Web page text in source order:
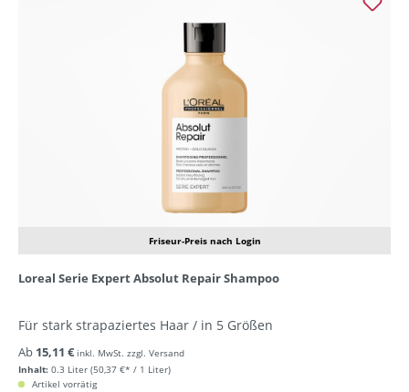
Friseur-Preis nach Login
Loreal Serie Expert Absolut Repair Shampoo
Für stark strapaziertes Haar / in 5 Größen
Inhalt: 0.3 Liter (50,37 €* / 1 Liter)
Ab 15,11 € inkl. MwSt. zzgl. Versand
Artikel vorrätig